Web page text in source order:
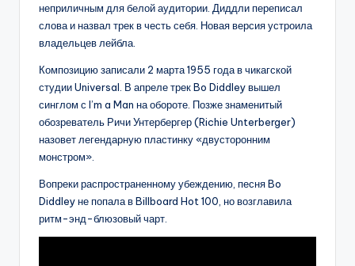
неприличным для белой аудитории. Диддли переписал
слова и назвал трек в честь себя. Новая версия устроила
владельцев лейбла.
Композицию записали 2 марта 1955 года в чикагской
студии Universal. В апреле трек Bo Diddley вышел
синглом с I’m a Man на обороте. Позже знаменитый
обозреватель Ричи Унтербергер (Richie Unterberger)
назовет легендарную пластинку «двусторонним
монстром».
Вопреки распространенному убеждению, песня Bo
Diddley не попала в Billboard Hot 100, но возглавила
ритм-энд-блюзовый чарт.